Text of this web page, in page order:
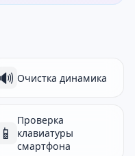
Очистка динамика
📱
Проверка
клавиатуры
смартфона